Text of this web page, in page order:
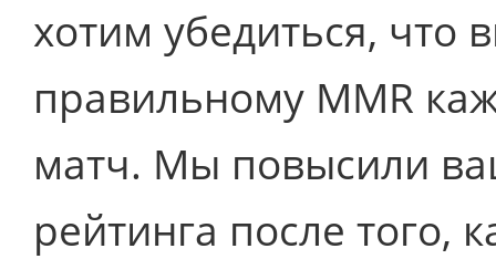
хотим убедиться, что
правильному MMR
матч. Мы повысили
рейтинга после того,